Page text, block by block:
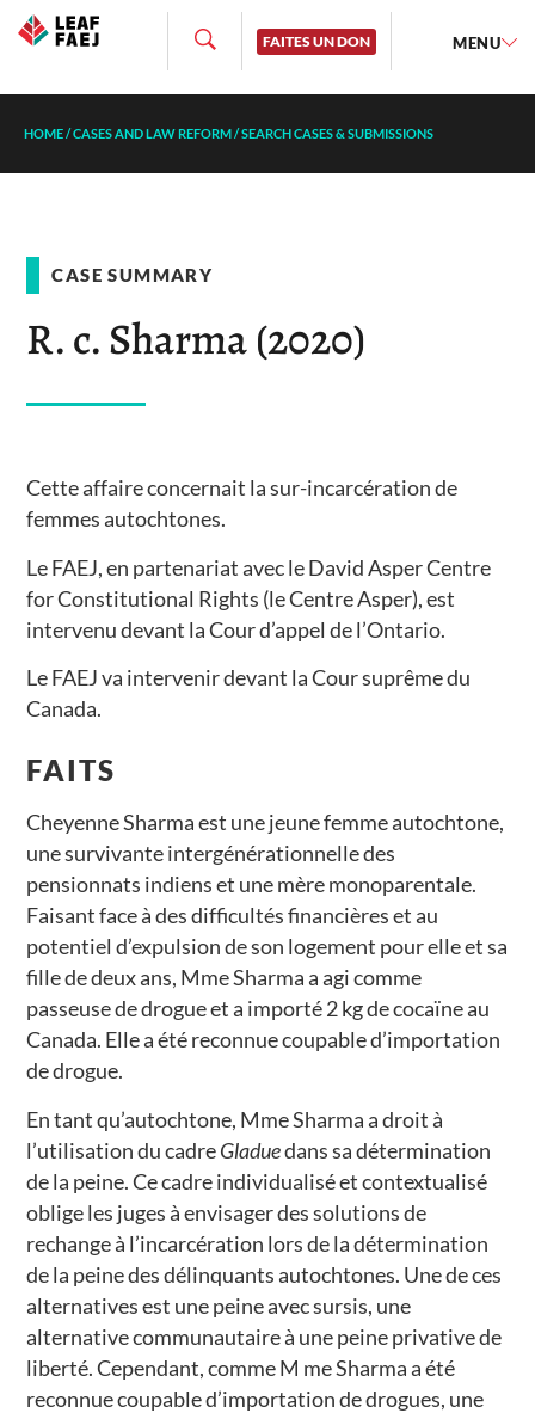
FAITES UN DON MENU
HOME/CASES AND LAW REFORM/SEARCH CASES & SUBMISSIONS
CASE SUMMARY
R. c. Sharma (2020)
Cette affaire concernait la sur-incarcération de
femmes autochtones.
Le FAEJ, en partenariat avec le David Asper Centre
for Constitutional Rights (le Centre Asper), est
intervenu devant la Cour d’appel de l’Ontario.
Le FAEJ va intervenir devant la Cour suprême du
Canada.
FAITS
Cheyenne Sharma est une jeune femme autochtone,
une survivante intergénérationnelle des
pensionnats indiens et une mère monoparentale.
Faisant face à des difficultés financières et au
potentiel d’expulsion de son logement pour elle et sa
fille de deux ans, Mme Sharma a agi comme
passeuse de drogue et a importé 2 kg de cocaïne au
Canada. Elle a été reconnue coupable d’importation
de drogue.
En tant qu’autochtone, Mme Sharma a droit à
l’utilisation du cadreGladuedans sa détermination
de la peine. Ce cadre individualisé et contextualisé
oblige les juges à envisager des solutions de
rechange à l’incarcération lors de la détermination
de la peine des délinquants autochtones. Une de ces
alternatives est une peine avec sursis, une
alternative communautaire à une peine privative de
liberté. Cependant, comme M me Sharma a été
reconnue coupable d’importation de drogues, une